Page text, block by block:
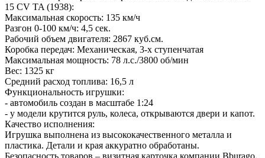
15 CV TA (1938):
Максимальная скорость: 135 км/ч
Разгон 0-100 км/ч: 4,5 сек.
Рабочий объем двигателя: 2867 куб.см.
Коробка передач: Механическая, 3-х ступенчатая
Максимальная мощность: 78 л.с./3800 об/мин
Вес: 1325 кг
Средний расход топлива: 16,5 л
Функциональность игрушки:
- автомобиль создан в масштабе 1:24
- у модели крутится руль, колеса, открываются двери и капот.
Качество исполнения:
Игрушка выполнена из высококачественного металла и
пластика. Детали и края аккуратно обработаны.
Безопасность товаров – визитная карточка компании Bburago.